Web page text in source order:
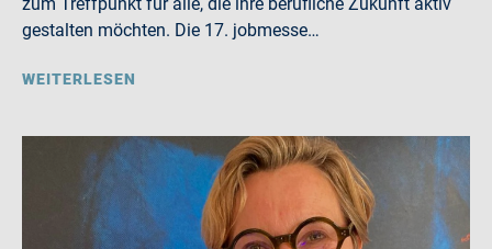
gestalten möchten. Die 17. jobmesse…
WEITERLESEN